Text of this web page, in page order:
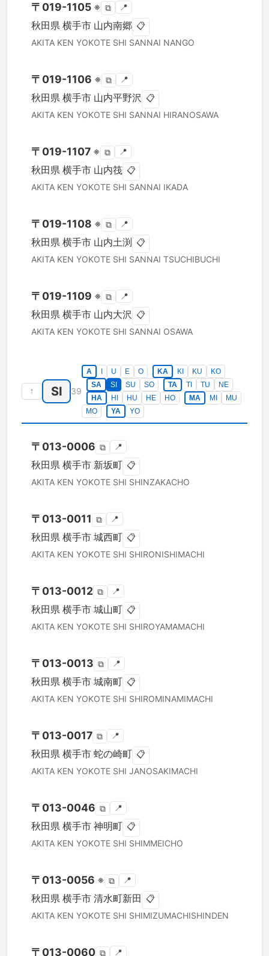
〒 019-1105 ※ ⧉ 📍
秋田県 横手市 山内南郷 📋
AKITA KEN YOKOTE SHI SANNAI NANGO
〒 019-1106 ※ ⧉ 📍
秋田県 横手市 山内平野沢 📋
AKITA KEN YOKOTE SHI SANNAI HIRANOSAWA
〒 019-1107 ※ ⧉ 📍
秋田県 横手市 山内筏 📋
AKITA KEN YOKOTE SHI SANNAI IKADA
〒 019-1108 ※ ⧉ 📍
秋田県 横手市 山内土渕 📋
AKITA KEN YOKOTE SHI SANNAI TSUCHIBUCHI
〒 019-1109 ※ ⧉ 📍
秋田県 横手市 山内大沢 📋
AKITA KEN YOKOTE SHI SANNAI OSAWA
↑ SI 39
A U E O KA KI KU
KO
SA
SI SU SO TA TI TU
NE
HA
HI HU HE HO MA MI
MU
MO
YA YO
〒 013-0006 ⧉ 📍
秋田県 横手市 新坂町 📋
AKITA KEN YOKOTE SHI SHINZAKACHO
〒 013-0011 ⧉ 📍
秋田県 横手市 城西町 📋
AKITA KEN YOKOTE SHI SHIRONISHIMACHI
〒 013-0012 ⧉ 📍
秋田県 横手市 城山町 📋
AKITA KEN YOKOTE SHI SHIROYAMAMACHI
〒 013-0013 ⧉ 📍
秋田県 横手市 城南町 📋
AKITA KEN YOKOTE SHI SHIROMINAMIMACHI
〒 013-0017 ⧉ 📍
秋田県 横手市 蛇の崎町 📋
AKITA KEN YOKOTE SHI JANOSAKIMACHI
〒 013-0046 ⧉ 📍
秋田県 横手市 神明町 📋
AKITA KEN YOKOTE SHI SHIMMEICHO
〒 013-0056 ※ ⧉ 📍
秋田県 横手市 清水町新田 📋
AKITA KEN YOKOTE SHI SHIMIZUMACHISHINDEN
〒 013-0060 ⧉ 📍